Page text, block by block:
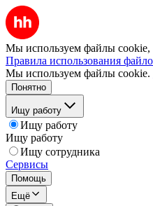
Мы используем файлы cookie,
Правила использования
Мы используем файлы cookie.
Понятно
Ищу работу
Ищу работу
Ищу работу
Ищу сотрудника
Сервисы
Помощь
Ещё